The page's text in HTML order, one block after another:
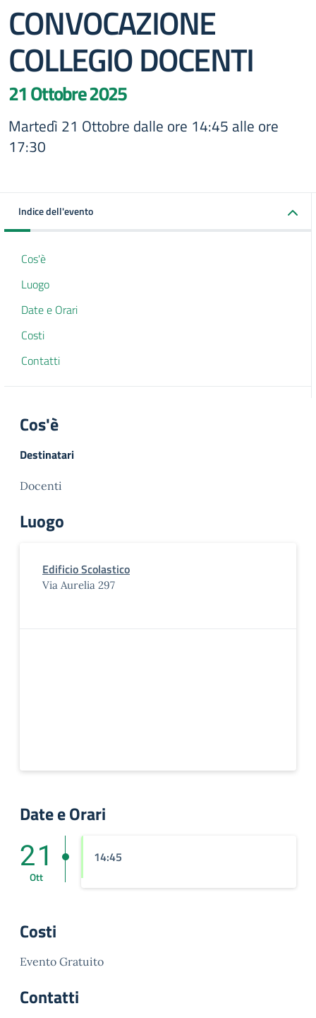
CONVOCAZIONE
COLLEGIO DOCENTI
21 Ottobre 2025
Martedì 21 Ottobre dalle ore 14:45 alle ore
17:30
Indice dell'evento
Cos'è
Luogo
Date e Orari
Costi
Contatti
Cos'è
Destinatari
Docenti
Luogo
Edificio Scolastico
Via Aurelia 297
Date e Orari
21
Ott
14:45
Costi
Evento Gratuito
Contatti